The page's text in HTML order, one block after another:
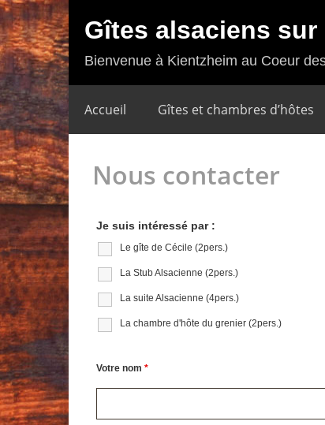
Gîtes alsaciens
Bienvenue à Kientzheim au Coeur
Accueil Gîtes et chambres d’hôtes
Nous contacter
Je suis intéressé par :
Le gîte de Cécile (2pers.)
La Stub Alsacienne (2pers.)
La suite Alsacienne (4pers.)
La chambre d'hôte du grenier (2pers.)
Votre nom *